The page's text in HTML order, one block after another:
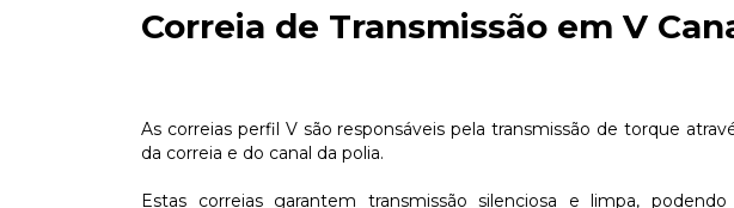
Correia de Transmissão em V
As correias perfil V são responsáveis pela transmissão de torque
da correia e do canal da polia.
Estas correias garantem transmissão silenciosa e limpa,